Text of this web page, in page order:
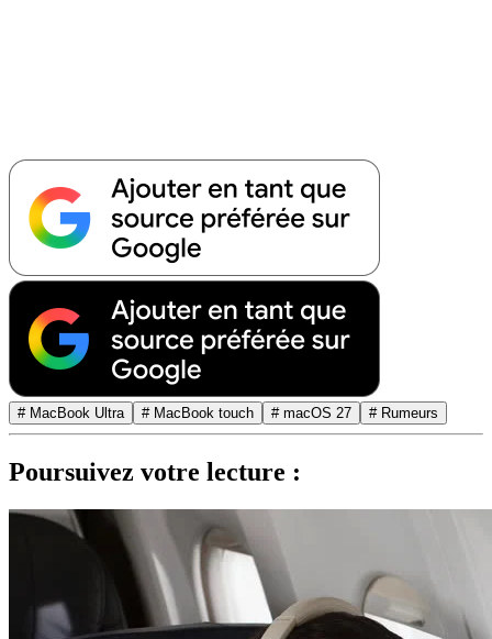
# MacBook Ultra # MacBook touch # macOS 27 # Rumeurs
Poursuivez votre lecture :